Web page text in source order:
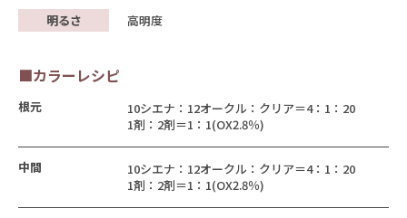
明るさ
高明度
■カラーレシピ
根元
10シエナ：12オークル：クリア＝4：1：20
1剤：2剤＝1：1(OX2.8％)
中間
10シエナ：12オークル：クリア＝4：1：20
1剤：2剤＝1：1(OX2.8％)